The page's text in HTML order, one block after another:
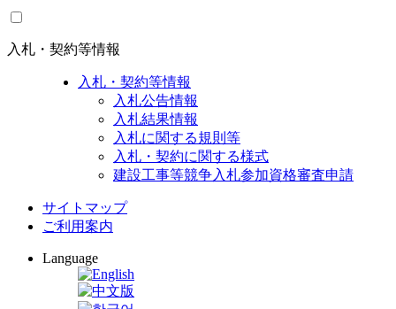
入札・契約等情報
入札・契約等情報
入札公告情報
入札結果情報
入札に関する規則等
入札・契約に関する様式
建設工事等競争入札参加資格審査申請
サイトマップ
ご利用案内
Language